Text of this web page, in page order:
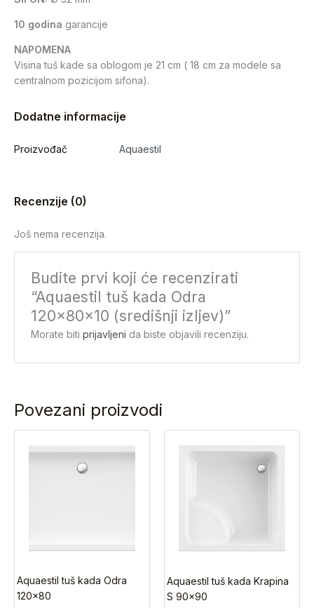
10 godina garancije
NAPOMENA
Visina tuš kade sa oblogom je 21 cm ( 18 cm za modele sa
centralnom pozicijom sifona).
Dodatne informacije
Proizvođač Aquaestil
Recenzije (0)
Još nema recenzija.
Budite prvi koji će recenzirati
“Aquaestil tuš kada Odra
120x80x10 (središnji izljev)”
Morate bitiprijavljeni da biste objavili recenziju.
Povezani proizvodi
Aquaestil tuš kada Odra
120×80
Aquaestil tuš kada Krapina
S 90×90